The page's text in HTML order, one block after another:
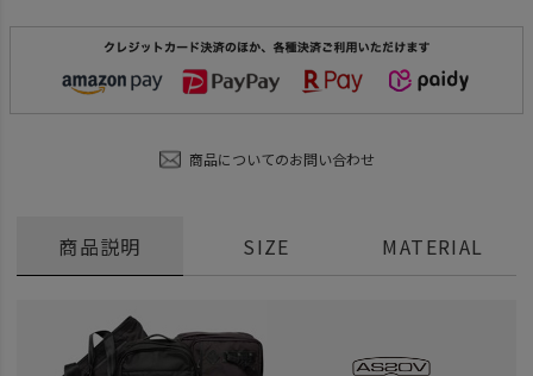
商品についてのお問い合わせ
商品説明 SIZE MATERIAL